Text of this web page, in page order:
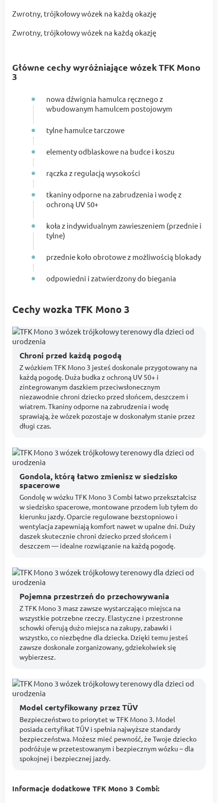
Zwrotny, trójkołowy wózek na każdą okazję
Zwrotny, trójkołowy wózek na każdą okazję
Główne cechy wyróżniające wózek TFK Mono
3
nowa dźwignia hamulca ręcznego z
wbudowanym hamulcem postojowym
tylne hamulce tarczowe
elementy odblaskowe na budce i koszu
rączka z regulacją wysokości
tkaniny odporne na zabrudzenia i wodę z
ochroną UV 50+
koła z indywidualnym zawieszeniem (przednie i
tylne)
przednie koło obrotowe z możliwością blokady
odpowiedni i zatwierdzony do biegania
Cechy wozka TFK Mono 3
Chroni przed każdą pogodą
Z wózkiem TFK Mono 3 jesteś doskonale przygotowany na
każdą pogodę. Duża budka z ochroną UV 50+ i
zintegrowanym daszkiem przeciwsłonecznym
niezawodnie chroni dziecko przed słońcem, deszczem i
wiatrem. Tkaniny odporne na zabrudzenia i wodę
sprawiają, że wózek pozostaje w doskonałym stanie przez
długi czas.
Gondola, którą łatwo zmienisz w siedzisko
spacerowe
Gondolę w wózku TFK Mono 3 Combi łatwo przekształcisz
w siedzisko spacerowe, montowane przodem lub tyłem do
kierunku jazdy. Oparcie regulowane bezstopniowo i
wentylacja zapewniają komfort nawet w upalne dni. Duży
daszek skutecznie chroni dziecko przed słońcem i
deszczem — idealne rozwiązanie na każdą pogodę.
Pojemna przestrzeń do przechowywania
Z TFK Mono 3 masz zawsze wystarczająco miejsca na
wszystkie potrzebne rzeczy. Elastyczne i przestronne
schowki oferują dużo miejsca na zakupy, zabawki i
wszystko, co niezbędne dla dziecka. Dzięki temu jesteś
zawsze doskonale zorganizowany, gdziekolwiek się
wybierzesz.
Model certyfikowany przez TÜV
Bezpieczeństwo to priorytet w TFK Mono 3. Model
posiada certyfikat TÜV i spełnia najwyższe standardy
bezpieczeństwa. Możesz mieć pewność, że Twoje dziecko
podróżuje w przetestowanym i bezpiecznym wózku – dla
spokojnej i bezpiecznej jazdy.
Informacje dodatkowe TFK Mono 3 Combi: